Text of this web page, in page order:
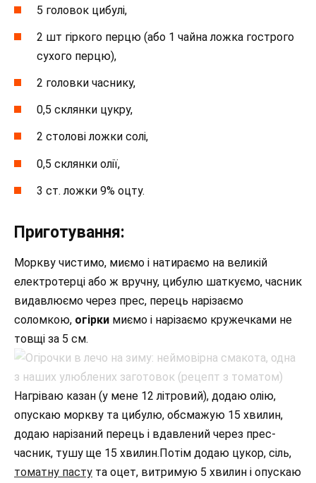
5 головок цибулі,
2 шт гіркого перцю (або 1 чайна ложка гострого
сухого перцю),
2 головки часнику,
0,5 склянки цукру,
2 столові ложки солі,
0,5 склянки олії,
3 ст. ложки 9% оцту.
Приготування:
Моркву чистимо, миємо і натираємо на великій
електротерці або ж вручну, цибулю шаткуємо, часник
видавлюємо через прес, перець нарізаємо
соломкою, огірки миємо і нарізаємо кружечками не
товщі за 5 см.
Нагріваю казан (у мене 12 літровий), додаю олію,
опускаю моркву та цибулю, обсмажую 15 хвилин,
додаю нарізаний перець і вдавлений через прес-
часник, тушу ще 15 хвилин.Потім додаю цукор, сіль,
томатну пасту та оцет, витримую 5 хвилин і опускаю